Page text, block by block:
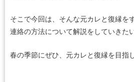
そこで今回は、そんな元カレと復縁を
連絡の方法について解説をしていきた
春の季節にぜひ、元カレと復縁を目指